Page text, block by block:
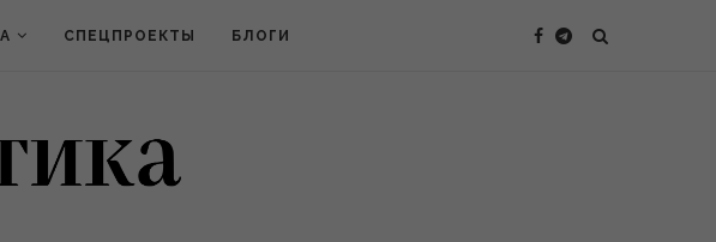
СПЕЦПРОЕКТЫ БЛОГИ